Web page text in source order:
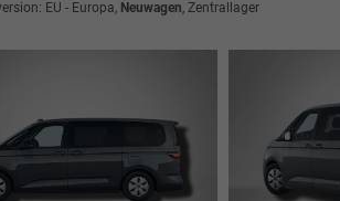
EU - Europa, Neuwagen, Zentrallager